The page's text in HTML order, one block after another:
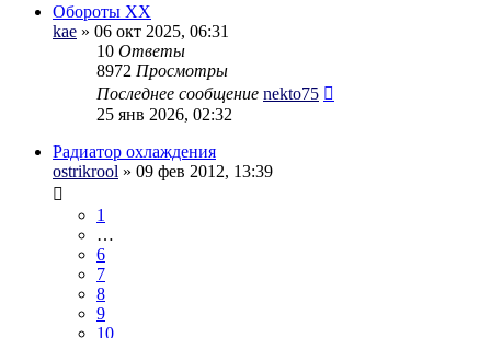
Обороты ХХ
kae » 06 окт 2025, 06:31
10 Ответы
8972 Просмотры
Последнее сообщение nekto75
25 янв 2026, 02:32
Радиатор охлаждения
ostrikrool » 09 фев 2012, 13:39
1
…
6
7
8
9
10